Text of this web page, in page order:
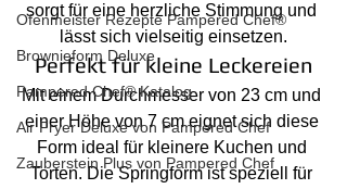
Ofenmeister Rezepte Pampered Chef®
Brownieform Deluxe
Pampered Chef® Katalog
Air Fryer Deluxe von Pampered Chef
Zauberstein Plus von Pampered Chef
sorgt für eine herzliche Stimmung und
lässt sich vielseitig einsetzen.
Perfekt für kleine Leckereien
Mit einem Durchmesser von 23 cm und
einer Höhe von 7 cm eignet sich diese
Form ideal für kleinere Kuchen und
Torten. Die Springform ist speziell für